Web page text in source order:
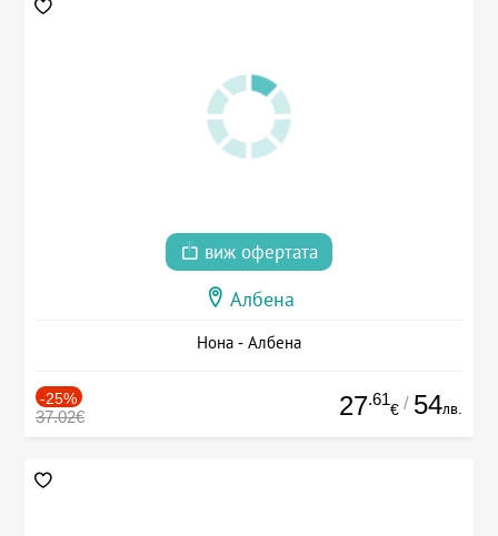
виж офертата
Албена
Нона - Албена
-25%
37.02€ 27.61
€ / 54лв.